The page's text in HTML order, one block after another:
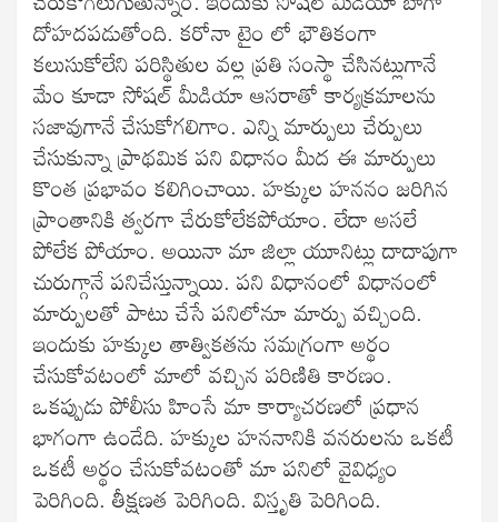
దోహదపడుతోంది. కరోనా టైం లో భౌతికంగా
కలుసుకోలేని పరిస్థితుల వల్ల ప్రతి సంస్థా చేసినట్లుగానే
మేం కూడా సోషల్ మీడియా ఆసరాతో కార్యక్రమాలను
సజావుగానే చేసుకోగలిగాం. ఎన్ని మార్పులు చేర్పులు
చేసుకున్నా ప్రాథమిక పని విధానం మీద ఈ మార్పులు
కొంత ప్రభావం కలిగించాయి. హక్కుల హననం జరిగిన
ప్రాంతానికి త్వరగా చేరుకోలేకపోయాం. లేదా అసలే
పోలేక పోయాం. అయినా మా జిల్లా యూనిట్లు దాదాపుగా
చురుగ్గానే పనిచేస్తున్నాయి. పని విధానంలో విధానంలో
మార్పులతో పాటు చేసే పనిలోనూ మార్పు వచ్చింది.
ఇందుకు హక్కుల తాత్వికతను సమగ్రంగా అర్థం
చేసుకోవటంలో మాలో వచ్చిన పరిణితి కారణం.
ఒకప్పుడు పోలీసు హింసే మా కార్యాచరణలో ప్రధాన
భాగంగా ఉండేది. హక్కుల హననానికి వనరులను ఒకటీ
ఒకటీ అర్థం చేసుకోవటంతో మా పనిలో వైవిధ్యం
పెరిగింది. తీక్షణత పెరిగింది. విస్తృతి పెరిగింది.